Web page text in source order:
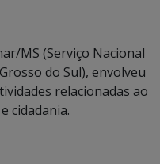
MS (Serviço Nacional
do Sul), envolveu
relacionadas ao
cidadania.